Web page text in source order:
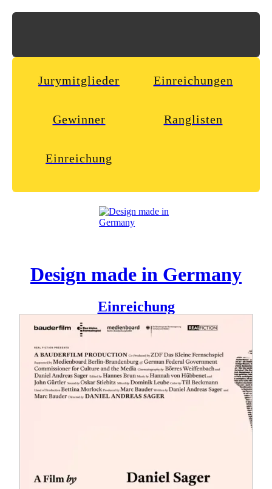
Jurymitglieder Einreichungen
Gewinner Ranglisten
Einreichung
Design made in Germany
Einreichung